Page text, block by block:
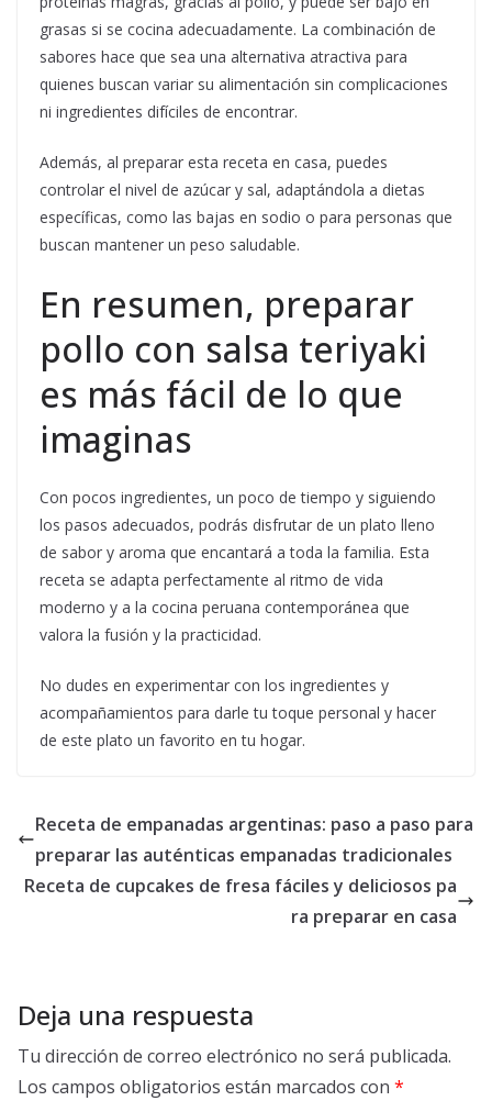
grasas si se cocina adecuadamente. La combinación de
sabores hace que sea una alternativa atractiva para
quienes buscan variar su alimentación sin complicaciones
ni ingredientes difíciles de encontrar.
Además, al preparar esta receta en casa, puedes
controlar el nivel de azúcar y sal, adaptándola a dietas
específicas, como las bajas en sodio o para personas que
buscan mantener un peso saludable.
En resumen, preparar
pollo con salsa teriyaki
es más fácil de lo que
imaginas
Con pocos ingredientes, un poco de tiempo y siguiendo
los pasos adecuados, podrás disfrutar de un plato lleno
de sabor y aroma que encantará a toda la familia. Esta
receta se adapta perfectamente al ritmo de vida
moderno y a la cocina peruana contemporánea que
valora la fusión y la practicidad.
No dudes en experimentar con los ingredientes y
acompañamientos para darle tu toque personal y hacer
de este plato un favorito en tu hogar.
Receta de empanadas argentinas: paso a paso para
preparar las auténticas empanadas tradicionales
Receta de cupcakes de fresa fáciles y deliciosos pa
ra preparar en casa
Deja una respuesta
Tu dirección de correo electrónico no será publicada.
Los campos obligatorios están marcados con *